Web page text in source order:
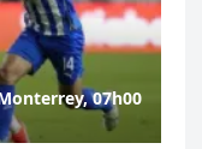
07h00